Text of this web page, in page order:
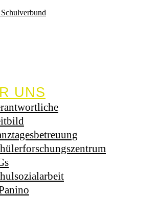
UNS